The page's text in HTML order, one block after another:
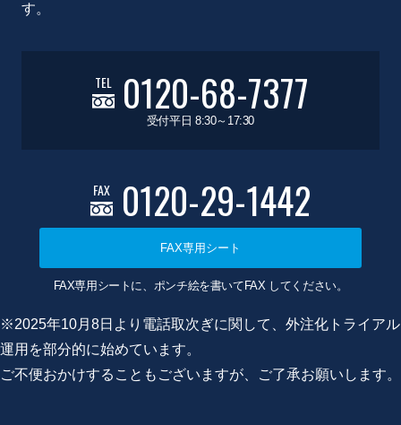
す。
TEL 0120-68-7377
受付平日 8:30～17:30
FAX 0120-29-1442
FAX専用シート
FAX専用シートに、ポンチ絵を書いてFAX してください。
※2025年10月8日より電話取次ぎに関して、外注化トライアル
運用を部分的に始めています。
ご不便おかけすることもございますが、ご了承お願いします。